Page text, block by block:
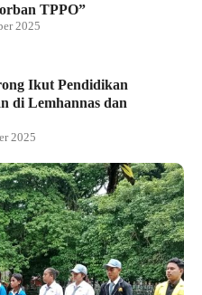
TPPO”
2025
Ikut Pendidikan
di Lemhannas dan
2025